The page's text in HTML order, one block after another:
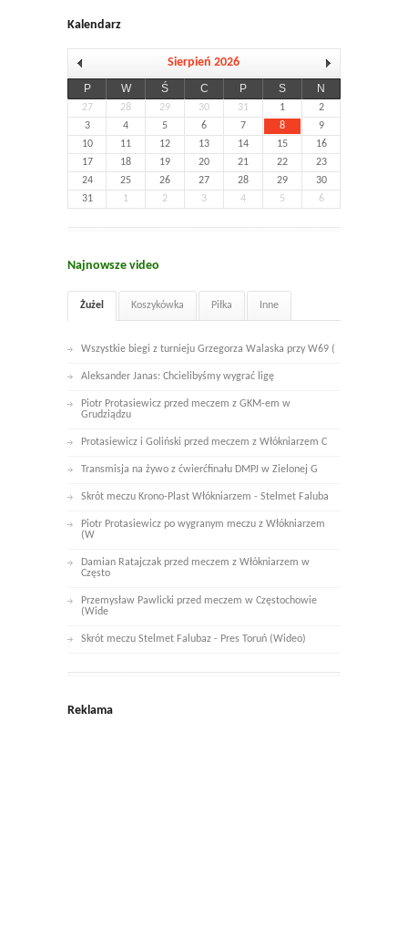
Kalendarz
Sierpień 2026
P W Ś C P S N
27 28 29 30 31 1
2
3
4 5 6 7 8
9
10
11 12 13 14 15
16
17
18 19 20 21 22
23
24
25 26 27 28 29
30
31
1 2 3 4 5 6
Najnowsze video
Żużel Koszykówka Piłka Inne
Wszystkie biegi z turnieju Grzegorza Walaska przy W69 (
Aleksander Janas: Chcielibyśmy wygrać ligę
Piotr Protasiewicz przed meczem z GKM-em w
Grudziądzu
Protasiewicz i Goliński przed meczem z Włókniarzem C
Transmisja na żywo z ćwierćfinału DMPJ w Zielonej G
Skrót meczu Krono-Plast Włókniarzem - Stelmet Faluba
Piotr Protasiewicz po wygranym meczu z Włókniarzem
(W
Damian Ratajczak przed meczem z Włókniarzem w
Często
Przemysław Pawlicki przed meczem w Częstochowie
(Wide
Skrót meczu Stelmet Falubaz - Pres Toruń (Wideo)
Reklama